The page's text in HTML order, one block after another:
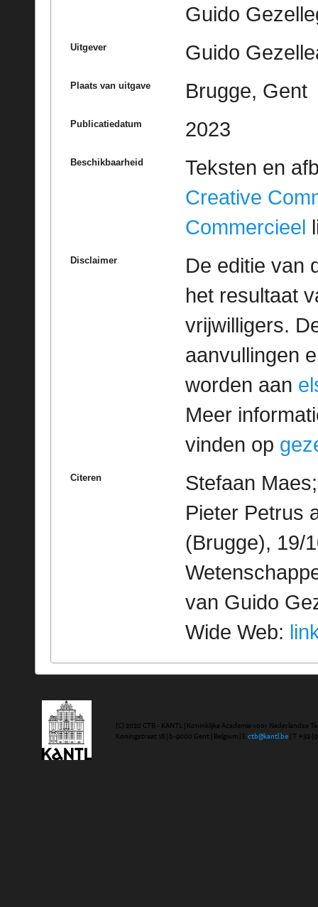
Guido
Uitgever Guido
Plaats van uitgave Brugge, Gent
Publicatiedatum 2023
Beschikbaarheid
Teksten en
Creative
Commercieel
Disclaimer
De editie van
het resultaat
vrijwilligers.
aanvullingen
worden aan
Meer
vinden op
Citeren
Stefaan
Pieter Petrus
(Brugge), 19/
van Guido
Wide Web:
(C) 2020 CTB - KANTL | Koninklijke Academie voor Nederlandse
Koningstraat 18 | b-9000 Gent | Belgium | E ctb@kantl.be | T +32